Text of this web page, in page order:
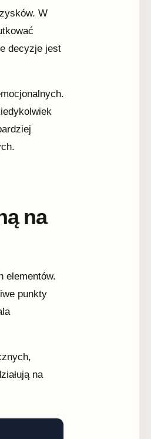
W
decyzje jest
na
elementów.
punkty
na